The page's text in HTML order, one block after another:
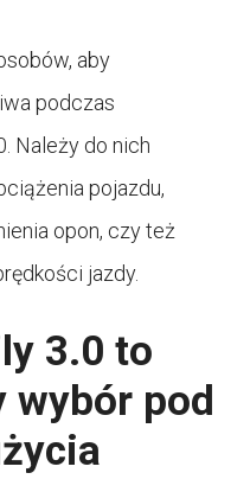
aby
podczas
Należy do nich
pojazdu,
opon, czy też
jazdy.
3.0 to
pod